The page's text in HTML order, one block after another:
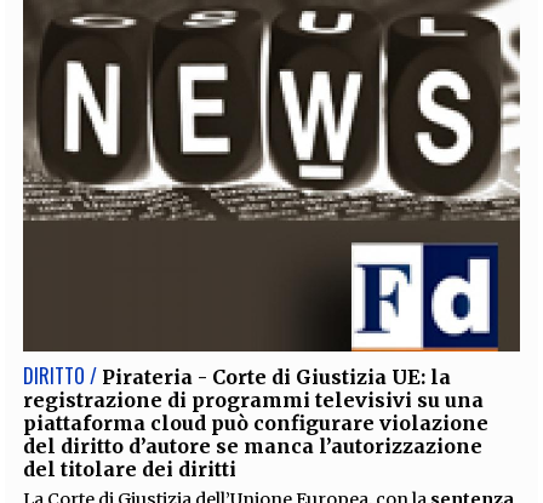
DIRITTO / Pirateria - Corte di Giustizia UE: la
registrazione di programmi televisivi su una
piattaforma cloud può configurare violazione
del diritto d’autore se manca l’autorizzazione
del titolare dei diritti